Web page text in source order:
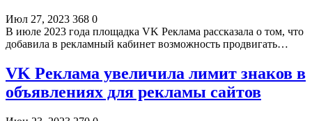
Июл 27, 2023 368 0
В июле 2023 года площадка VK Реклама рассказала о том, что
добавила в рекламный кабинет возможность продвигать…
VK Реклама увеличила лимит знаков в
объявлениях для рекламы сайтов